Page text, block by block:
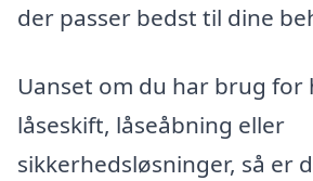
der passer bedst til dine
Uanset om du har brug for
låseskift, låseåbning eller
sikkerhedsløsninger, så er